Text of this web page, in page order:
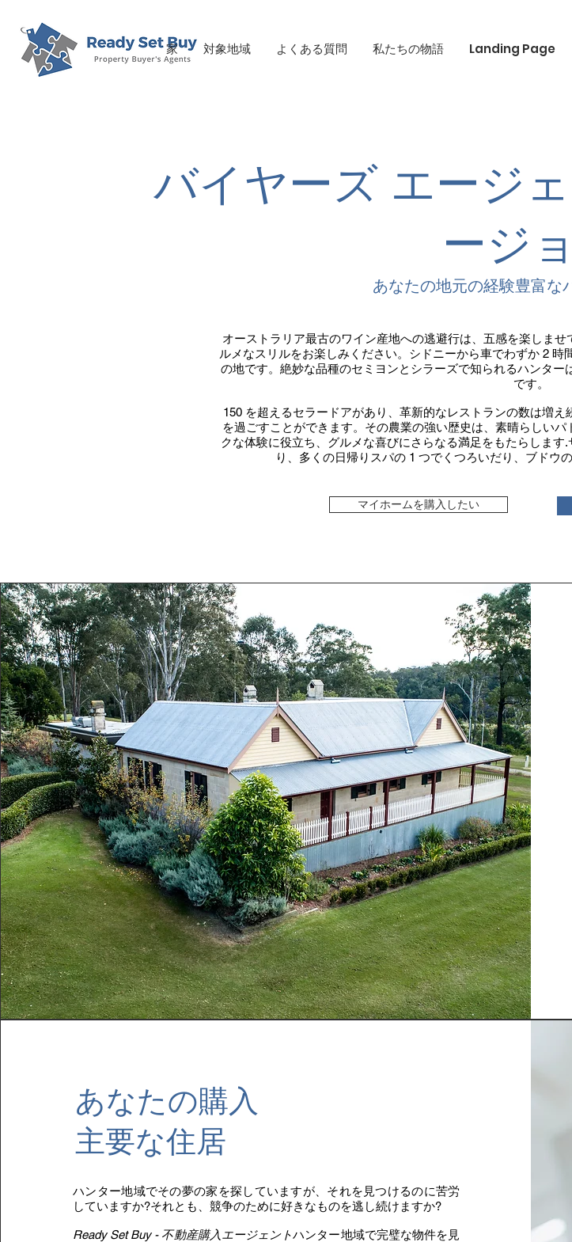
家 対象地域 よくある質問 私たちの物語 Landing Page
バイヤーズ エージ
ージ
あなたの地元の経験豊富な
オーストラリア最古のワイン産地への逃避行は、五感を楽しま
ルメなスリルをお楽しみください。シドニーから車でわずか 2
の地です。絶妙な品種のセミヨンとシラーズで知られるハンタ
です。
150 を超えるセラードアがあり、革新的なレストランの数は増
を過ごすことができます。その農業の強い歴史は、素晴らしい
クな体験に役立ち、グルメな喜びにさらなる満足をもたらしま
り、多くの日帰りスパの 1 つでくつろいだり、ブドウ
マイホームを購入したい
あなたの購入
主要な住居
ハンター地域でその夢の家を探していますが、それを見つけるのに苦労
していますか?それとも、競争のために好きなものを逃し続けますか?
Ready Set Buy - 不動産購入エージェントハンター地域で完璧な物件を見